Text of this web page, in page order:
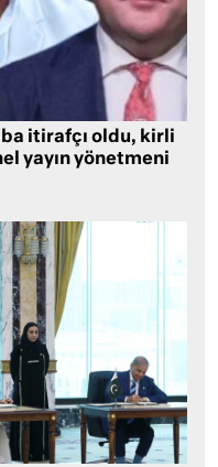
itirafçı oldu, kirli
yayın yönetmeni